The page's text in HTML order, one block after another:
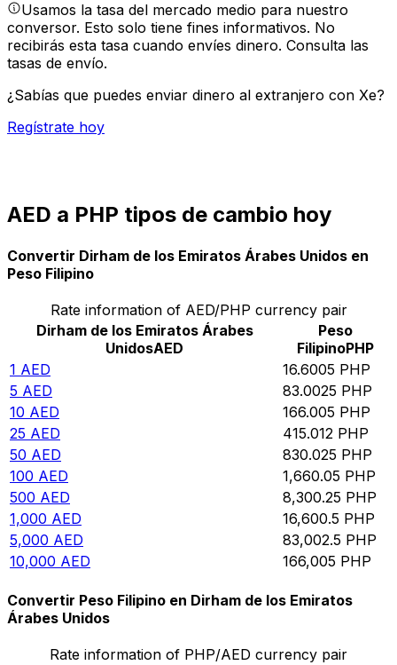
Usamos la tasa del mercado medio para nuestro
conversor. Esto solo tiene fines informativos. No
recibirás esta tasa cuando envíes dinero. Consulta las
tasas de envío.
¿Sabías que puedes enviar dinero al extranjero con Xe?
Regístrate hoy
AED a PHP tipos de cambio hoy
Convertir Dirham de los Emiratos Árabes Unidos en
Peso Filipino
Rate information of AED/PHP currency pair
Dirham de los Emiratos Árabes
UnidosAED
Peso
FilipinoPHP
1 AED 16.6005 PHP
5 AED 83.0025 PHP
10 AED 166.005 PHP
25 AED 415.012 PHP
50 AED 830.025 PHP
100 AED 1,660.05 PHP
500 AED 8,300.25 PHP
1,000 AED 16,600.5 PHP
5,000 AED 83,002.5 PHP
10,000 AED 166,005 PHP
Convertir Peso Filipino en Dirham de los Emiratos
Árabes Unidos
Rate information of PHP/AED currency pair